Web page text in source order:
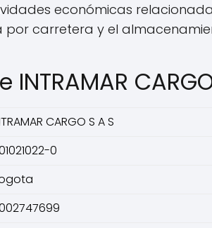
económicas
carretera y el
CARGO S A S
0